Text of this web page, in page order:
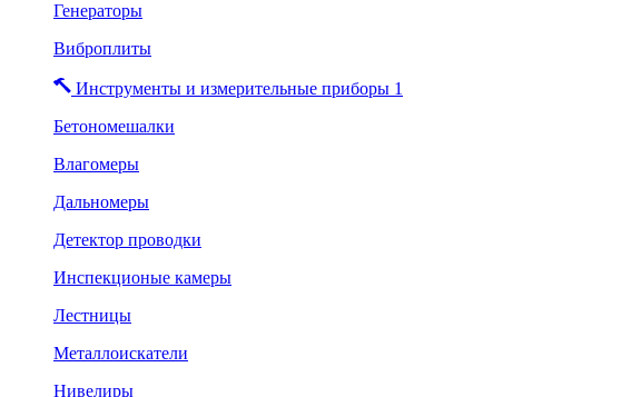
Генераторы
Виброплиты
Инструменты и измерительные приборы 1
Бетономешалки
Влагомеры
Дальномеры
Детектор проводки
Инспекционые камеры
Лестницы
Металлоискатели
Нивелиры